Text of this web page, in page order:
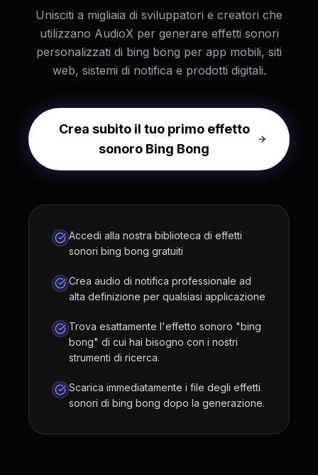
Unisciti a migliaia di sviluppatori e creatori che
utilizzano AudioX per generare effetti sonori
personalizzati di bing bong per app mobili, siti
web, sistemi di notifica e prodotti digitali.
Crea subito il tuo primo effetto
sonoro Bing Bong
Accedi alla nostra biblioteca di effetti
sonori bing bong gratuiti
Crea audio di notifica professionale ad
alta definizione per qualsiasi applicazione
Trova esattamente l'effetto sonoro "bing
bong" di cui hai bisogno con i nostri
strumenti di ricerca.
Scarica immediatamente i file degli effetti
sonori di bing bong dopo la generazione.